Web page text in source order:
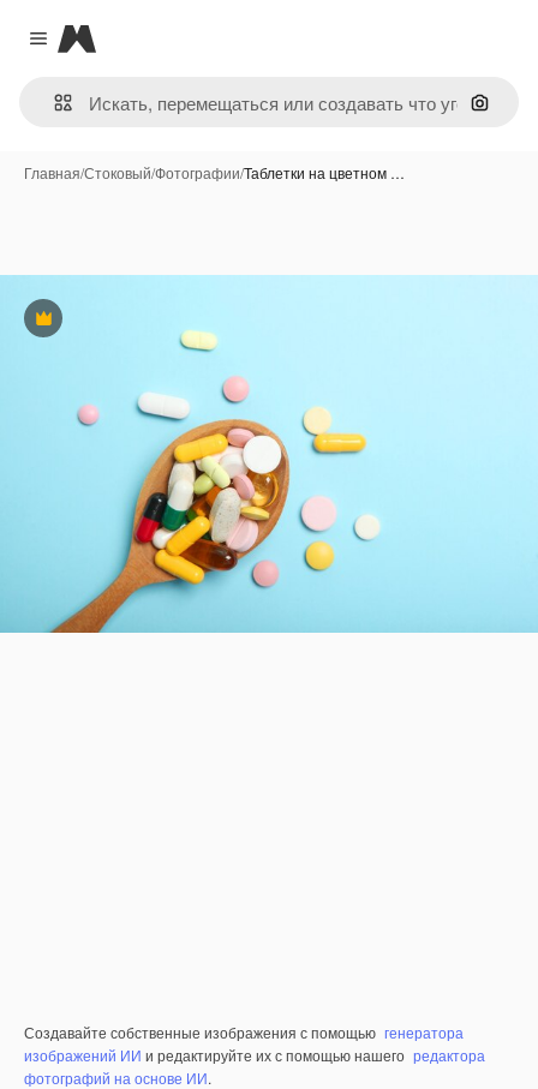
Close menu
Magnific
Поиск
Главная/Стоковый/Фотографии/Таблетки на цветном …
Премиум
Создавайте собственные изображения с помощью генератора
изображений ИИ и редактируйте их с помощью нашего редактора
фотографий на основе ИИ.